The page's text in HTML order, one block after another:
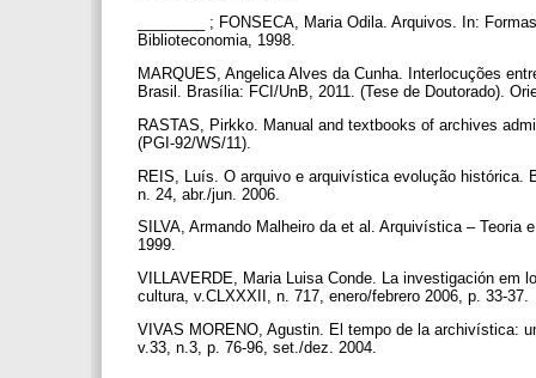
________ ; FONSECA, Maria Odila. Arquivos. In:
Biblioteconomia, 1998.
MARQUES, Angelica Alves da Cunha. Interlocuções
Brasil. Brasília: FCI/UnB, 2011. (Tese de Doutorado).
RASTAS, Pirkko. Manual and textbooks of archives
(PGI-92/WS/11).
REIS, Luís. O arquivo e arquivística evolução histórica.
n. 24, abr./jun. 2006.
SILVA, Armando Malheiro da et al. Arquivística – Teoria
1999.
VILLAVERDE, Maria Luisa Conde. La investigación em
cultura, v.CLXXXII, n. 717, enero/febrero 2006, p. 33-37.
VIVAS MORENO, Agustin. El tempo de la archivística:
v.33, n.3, p. 76-96, set./dez. 2004.